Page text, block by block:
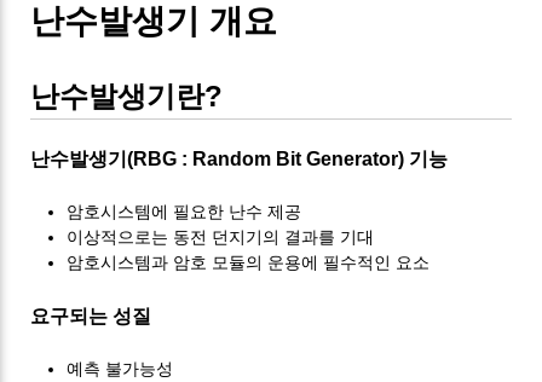
난수발생기 개요
난수발생기란?
난수발생기(RBG : Random Bit Generator) 기능
암호시스템에 필요한 난수 제공
이상적으로는 동전 던지기의 결과를 기대
암호시스템과 암호 모듈의 운용에 필수적인 요소
요구되는 성질
예측 불가능성